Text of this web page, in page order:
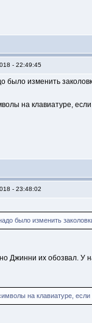
- 22:49:45
было изменить
на клавиатуре,
- 23:48:02
было изменить
Джинни их обозвал. У
на клавиатуре, если